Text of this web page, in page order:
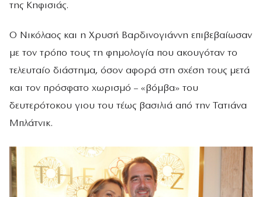
της Κηφισιάς.
Ο Νικόλαος και η Χρυσή Βαρδινογιάννη επιβεβαίωσαν
με τον τρόπο τους τη φημολογία που ακουγόταν το
τελευταίο διάστημα, όσον αφορά στη σχέση τους μετά
και τον πρόσφατο χωρισμό – «βόμβα» του
δευτερότοκου γιου του τέως βασιλιά από την Τατιάνα
Μπλάτνικ.